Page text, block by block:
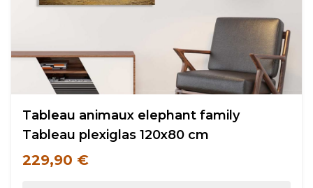
Tableau animaux elephant family
Tableau plexiglas 120x80 cm
229,90 €